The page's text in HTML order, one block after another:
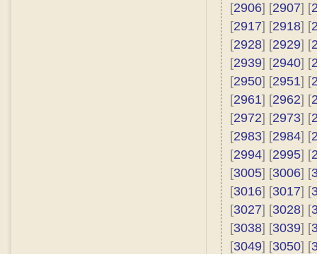
[2906] [2907] [
[2917] [2918] [
[2928] [2929] [
[2939] [2940] [
[2950] [2951] [
[2961] [2962] [
[2972] [2973] [
[2983] [2984] [
[2994] [2995] [
[3005] [3006] [
[3016] [3017] [
[3027] [3028] [
[3038] [3039] [
[3049] [3050] [